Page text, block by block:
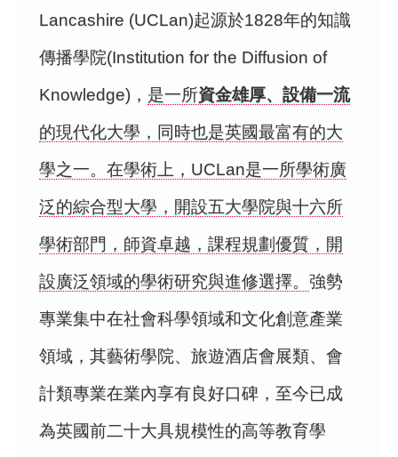
Lancashire (UCLan)起源於1828年的知識
傳播學院(Institution for the Diffusion of
Knowledge)， 是一所資金雄厚、設備一流
的現代化大學，同時也是英國最富有的大
學之一。在學術上，UCLan是一所學術廣
泛的綜合型大學，開設五大學院與十六所
學術部門，師資卓越，課程規劃優質，開
設廣泛領域的學術研究與進修選擇。強勢
專業集中在社會科學領域和文化創意產業
領域，其藝術學院、旅遊酒店會展類、會
計類專業在業內享有良好口碑，至今已成
為英國前二十大具規模性的高等教育學